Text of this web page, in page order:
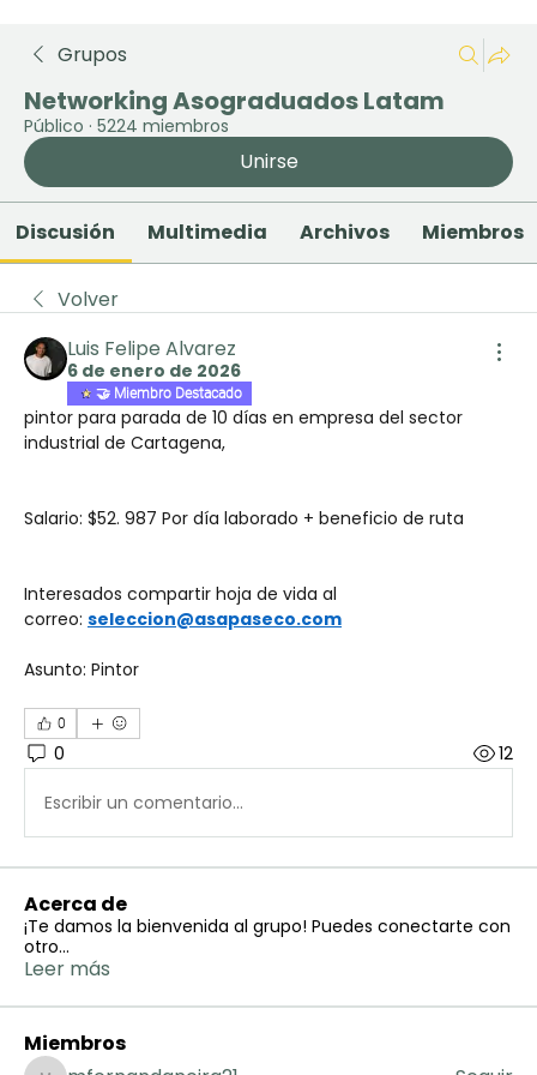
Grupos
Networking Asograduados Latam
Público · 5224 miembros
Unirse
Discusión Multimedia Archivos Miembros
Volver
Luis Felipe Alvarez
6 de enero de 2026
🤝 Miembro Destacado
pintor para parada de 10 días en empresa del sector
industrial de Cartagena,
Salario: $52. 987 Por día laborado + beneficio de ruta
Interesados compartir hoja de vida al
correo: seleccion@asapaseco.com
Asunto: Pintor
0
0 12
Escribir un comentario...
Acerca de
¡Te damos la bienvenida al grupo! Puedes conectarte con
otro...
Leer más
Miembros